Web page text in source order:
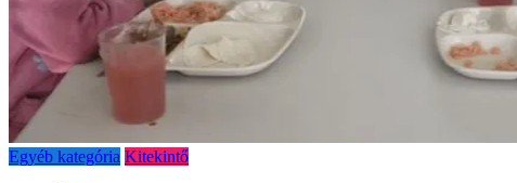
Egyéb kategória Kitekintő